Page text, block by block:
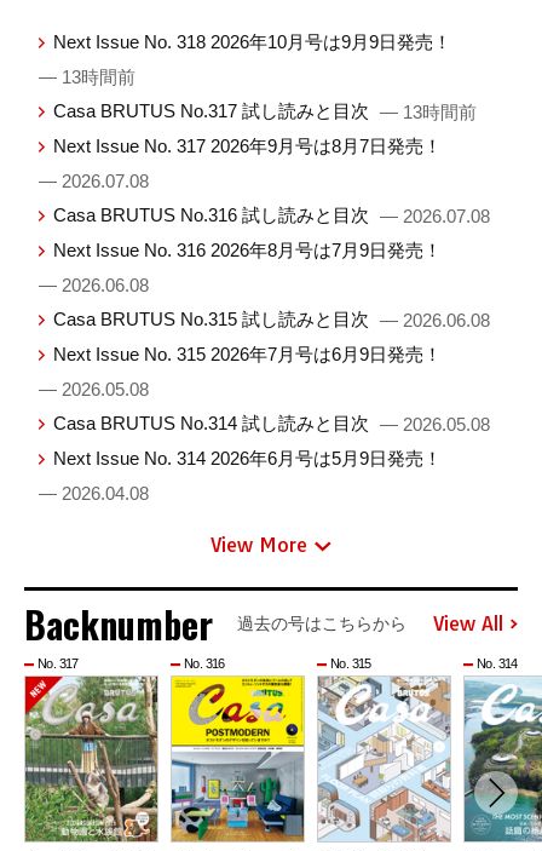
Next Issue No. 318 2026年10月号は9月9日発売！
— 13時間前
Casa BRUTUS No.317 試し読みと目次 — 13時間前
Next Issue No. 317 2026年9月号は8月7日発売！
— 2026.07.08
Casa BRUTUS No.316 試し読みと目次 — 2026.07.08
Next Issue No. 316 2026年8月号は7月9日発売！
— 2026.06.08
Casa BRUTUS No.315 試し読みと目次 — 2026.06.08
Next Issue No. 315 2026年7月号は6月9日発売！
— 2026.05.08
Casa BRUTUS No.314 試し読みと目次 — 2026.05.08
Next Issue No. 314 2026年6月号は5月9日発売！
— 2026.04.08
View More
Backnumber 過去の号はこちらから View All
No. 317 No. 316 No. 315 No. 314